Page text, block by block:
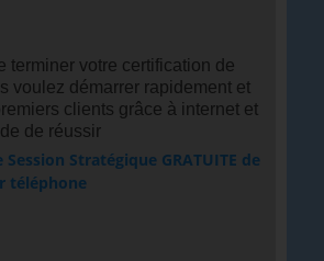
terminer votre certification de
voulez démarrer rapidement et
clients grâce à internet et
de réussir
Session Stratégique GRATUITE de
téléphone